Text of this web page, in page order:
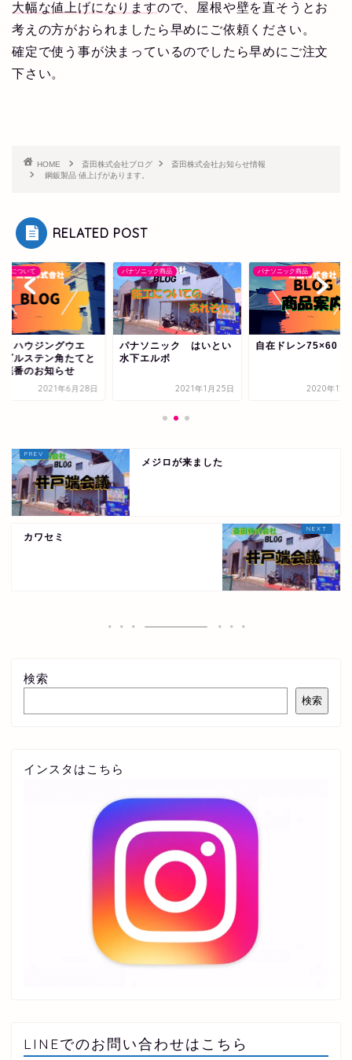
大幅な値上げになりますので、屋根や壁を直そうとお
考えの方がおられましたら早めにご依頼ください。
確定で使う事が決まっているのでしたら早めにご注文
下さい。
HOME 斎田株式会社ブログ
斎田株式会社お知らせ情報
鋼鈑製品 値上げがあります。
RELATED POST
品について
タハウジングウエ
ルステン角たてと
番のお知らせ
2021年6月28日
パナソニック商品
パナソニック はいとい
水下エルボ
2021年1月25日
パナソニック商品
自在ドレン75×60
2020年12
メジロが来ました
カワセミ
検索
検索
インスタはこちら
LINEでのお問い合わせはこちら